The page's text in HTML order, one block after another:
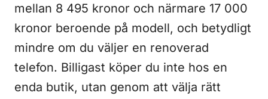
mellan 8 495 kronor och närmare 17 000
kronor beroende på modell, och betydligt
mindre om du väljer en renoverad
telefon. Billigast köper du inte hos en
enda butik, utan genom att välja rätt